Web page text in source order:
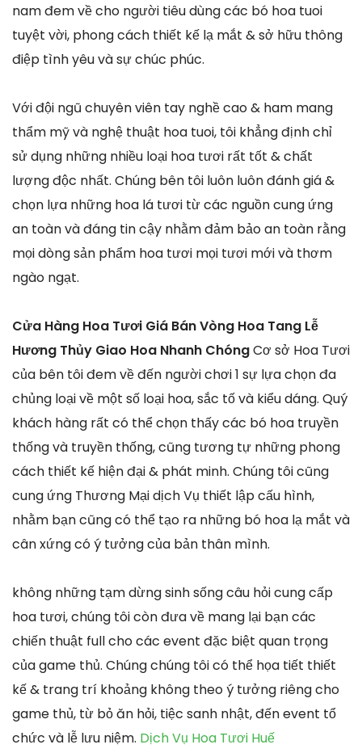
nam đem về cho người tiêu dùng các bó hoa tuoi
tuyệt vời, phong cách thiết kế lạ mắt & sở hữu thông
điệp tình yêu và sự chúc phúc.
Với đội ngũ chuyên viên tay nghề cao & ham mang
thẩm mỹ và nghệ thuật hoa tuoi, tôi khẳng định chỉ
sử dụng những nhiều loại hoa tươi rất tốt & chất
lượng độc nhất. Chúng bên tôi luôn luôn đánh giá &
chọn lựa những hoa lá tươi từ các nguồn cung ứng
an toàn và đáng tin cậy nhằm đảm bảo an toàn rằng
mọi dòng sản phẩm hoa tươi mọi tươi mới và thơm
ngào ngạt.
Cửa Hàng Hoa Tươi Giá Bán Vòng Hoa Tang Lễ
Hương Thủy Giao Hoa Nhanh ChóngCơ sở Hoa Tươi
của bên tôi đem về đến người chơi 1 sự lựa chọn đa
chủng loại về một số loại hoa, sắc tố và kiểu dáng. Quý
khách hàng rất có thể chọn thấy các bó hoa truyền
thống và truyền thống, cũng tương tự những phong
cách thiết kế hiện đại & phát minh. Chúng tôi cũng
cung ứng Thương Mại dịch Vụ thiết lập cấu hình,
nhằm bạn cũng có thể tạo ra những bó hoa lạ mắt và
cân xứng có ý tưởng của bản thân mình.
không những tạm dừng sinh sống câu hỏi cung cấp
hoa tươi, chúng tôi còn đưa về mang lại bạn các
chiến thuật full cho các event đặc biệt quan trọng
của game thủ. Chúng chúng tôi có thể họa tiết thiết
kế & trang trí khoảng không theo ý tưởng riêng cho
game thủ, từ bỏ ăn hỏi, tiệc sanh nhật, đến event tổ
chức và lễ lưu niệm. Dịch Vụ Hoa Tươi Huế